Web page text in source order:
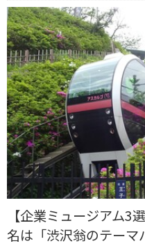
【企業ミュージアム3
名は「渋沢翁のテーマ